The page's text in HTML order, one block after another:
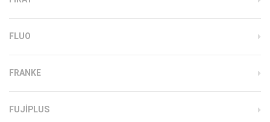
FLUO
FRANKE
FUJIPLUS